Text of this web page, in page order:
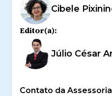
Cibele
Editor(a):
Júlio César
Contato da